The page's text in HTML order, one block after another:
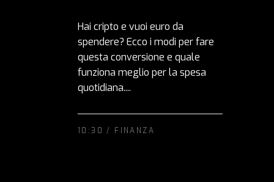
Hai cripto e vuoi euro da
spendere? Ecco i modi per fare
questa conversione e quale
funziona meglio per la spesa
quotidiana....
10:30 / FINANZA